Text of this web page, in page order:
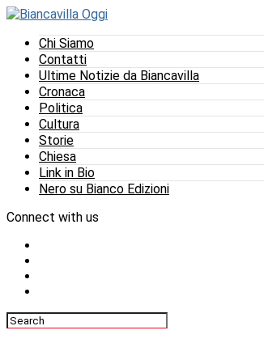
Chi Siamo
Contatti
Ultime Notizie da Biancavilla
Cronaca
Politica
Cultura
Storie
Chiesa
Link in Bio
Nero su Bianco Edizioni
Connect with us